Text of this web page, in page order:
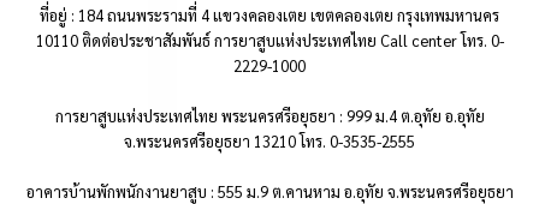
ที่อยู่ : 184 ถนนพระรามที่ 4 แขวงคลองเตย เขตคลองเตย กรุงเทพมหานคร
10110 ติดต่อประชาสัมพันธ์ การยาสูบแห่งประเทศไทย Call center โทร. 0-
2229-1000
การยาสูบแห่งประเทศไทย พระนครศรีอยุธยา : 999 ม.4 ต.อุทัย อ.อุทัย
จ.พระนครศรีอยุธยา 13210 โทร. 0-3535-2555
อาคารบ้านพักพนักงานยาสูบ : 555 ม.9 ต.คานหาม อ.อุทัย จ.พระนครศรีอยุธยา